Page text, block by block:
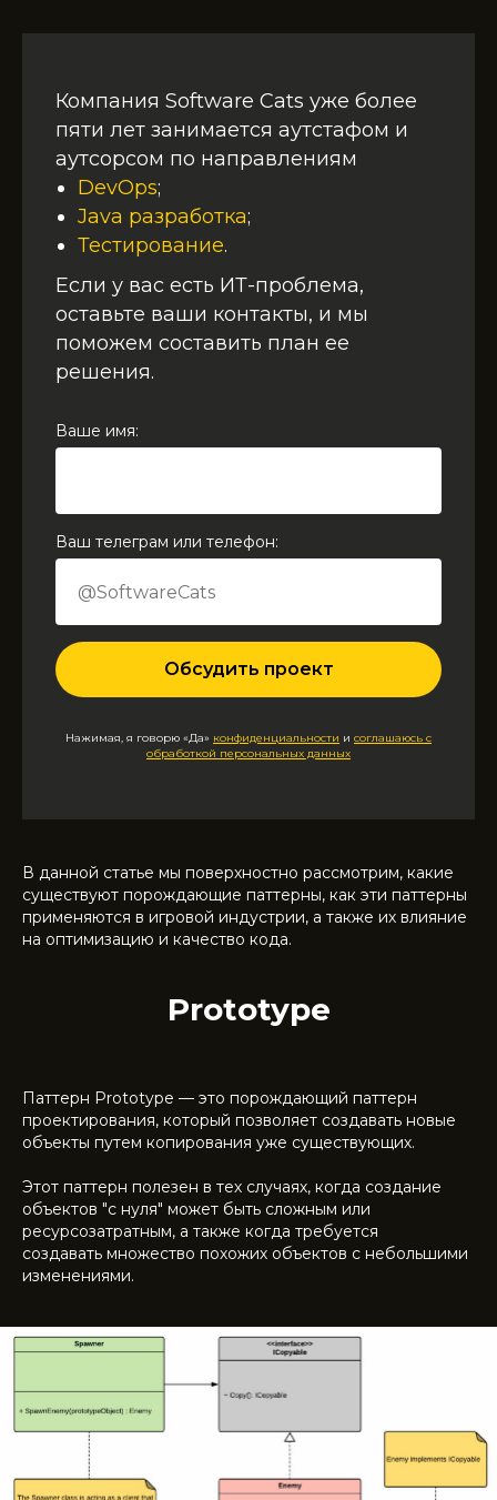
Компания Software Cats уже более
пяти лет занимается аутстафом и
аутсорсом по направлениям
DevOps;
Java разработка;
Тестирование.
Если у вас есть ИТ-проблема,
оставьте ваши контакты, и мы
поможем составить план ее
решения.
Ваше имя:
Ваш телеграм или телефон:
Обсудить проект
Нажимая, я говорю «Да» конфиденциальности и соглашаюсь с
обработкой персональных данных
В данной статье мы поверхностно рассмотрим, какие
существуют порождающие паттерны, как эти паттерны
применяются в игровой индустрии, а также их влияние
на оптимизацию и качество кода.
Prototype
Паттерн Prototype — это порождающий паттерн
проектирования, который позволяет создавать новые
объекты путем копирования уже существующих.
Этот паттерн полезен в тех случаях, когда создание
объектов "с нуля" может быть сложным или
ресурсозатратным, а также когда требуется
создавать множество похожих объектов с небольшими
изменениями.